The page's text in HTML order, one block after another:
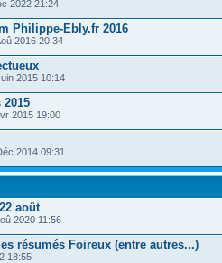
2022 21:24
Philippe-Ebly.fr 2016
2016 20:34
2015 10:14
2015 19:00
2014 09:31
août
2020 11:56
résumés Foireux (entre autres...)
18:55